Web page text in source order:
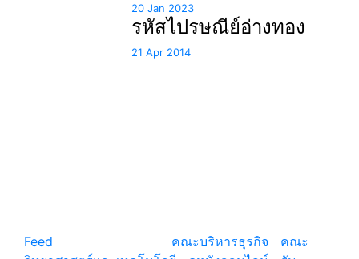
20 Jan 2023
รหัสไปรษณีย์อ่างทอง
21 Apr 2014
Feed
คณะบริหารธุรกิจ
คณะ